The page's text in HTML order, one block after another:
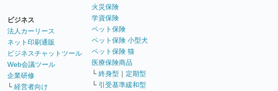
ビジネス
法人カーリース
ネット印刷通販
ビジネスチャットツール
Web会議ツール
企業研修
└ 経営者向け
火災保険
学資保険
ペット保険
ペット保険 小型犬
ペット保険 猫
医療保険商品
└ 終身型 ｜ 定期型
└ 引受基準緩和型